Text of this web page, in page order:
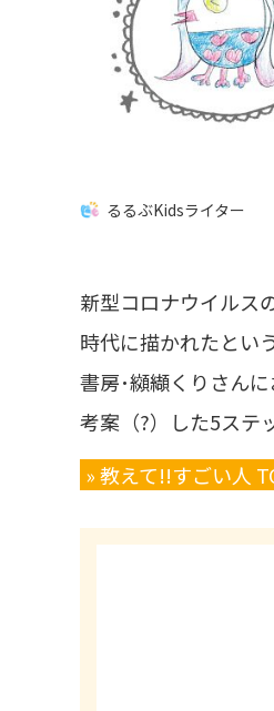
るるぶKidsライター
新型コロナウイルス
時代に描かれたとい
書房･纐纈くりさん
考案（?）した5ステ
» 教えて!!すごい人